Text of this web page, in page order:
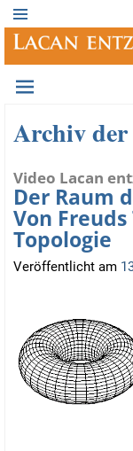
Archiv
Video Lacan
Der Raum
Von
Topologie
Veröffentlicht am